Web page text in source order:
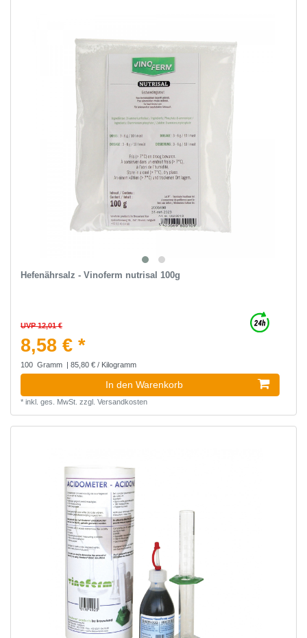
Hefenährsalz - Vinoferm nutrisal 100g
UVP 12,01 €
8,58 € *
100 Gramm | 85,80 € / Kilogramm
In den Warenkorb
* inkl. ges. MwSt. zzgl. Versandkosten